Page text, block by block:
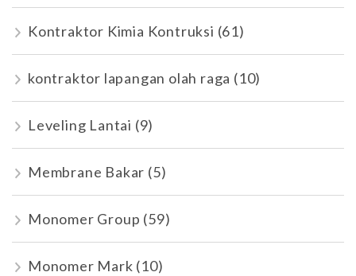
Kontraktor Kimia Kontruksi (61)
kontraktor lapangan olah raga (10)
Leveling Lantai (9)
Membrane Bakar (5)
Monomer Group (59)
Monomer Mark (10)